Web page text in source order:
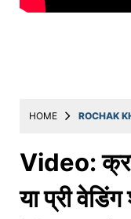
&
मराठी
मनोरंजन
स्पोर्ट्स
HOME ROCHAK
Video:
या प्री